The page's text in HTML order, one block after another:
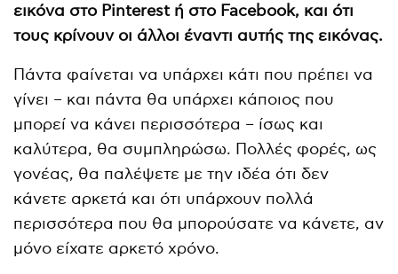
εικόνα στο Pinterest ή στο Facebook, και ότι
τους κρίνουν οι άλλοι έναντι αυτής της εικόνας.
Πάντα φαίνεται να υπάρχει κάτι που πρέπει να
γίνει – και πάντα θα υπάρχει κάποιος που
μπορεί να κάνει περισσότερα – ίσως και
καλύτερα, θα συμπληρώσω. Πολλές φορές, ως
γονέας, θα παλέψετε με την ιδέα ότι δεν
κάνετε αρκετά και ότι υπάρχουν πολλά
περισσότερα που θα μπορούσατε να κάνετε, αν
μόνο είχατε αρκετό χρόνο.